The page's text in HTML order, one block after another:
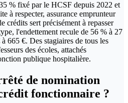
% fixé par le HCSF depuis 2022 et
à respecter, assurance emprunteur
crédits sert précisément à repasser
l'endettement recule de 56 % à 27
665 €. Des stagiaires de tous les
des écoles, attachés
publique hospitalière.
de nomination
fonctionnaire ?